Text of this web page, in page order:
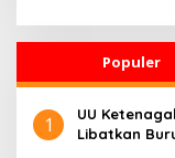
Populer
1
UU
Libatkan